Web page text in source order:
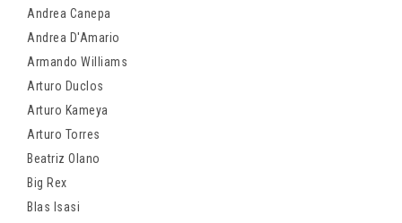
Andrea Canepa
Andrea D'Amario
Armando Williams
Arturo Duclos
Arturo Kameya
Arturo Torres
Beatriz Olano
Big Rex
Blas Isasi